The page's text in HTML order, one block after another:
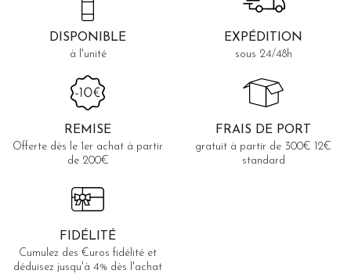
DISPONIBLE
à l'unité
EXPÉDITION
sous 24/48h
REMISE
Offerte dès le 1er achat à partir
de 200€
FRAIS DE PORT
gratuit à partir de 300€ 12€
standard
FIDÉLITÉ
Cumulez des €uros fidélité et
déduisez jusqu'à 4% dès l'achat